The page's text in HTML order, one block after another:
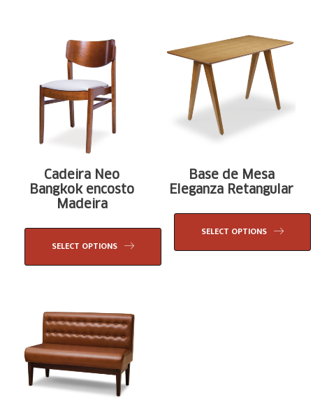
Cadeira Neo
Bangkok encosto
Madeira
SELECT OPTIONS
Base de Mesa
Eleganza Retangular
SELECT OPTIONS